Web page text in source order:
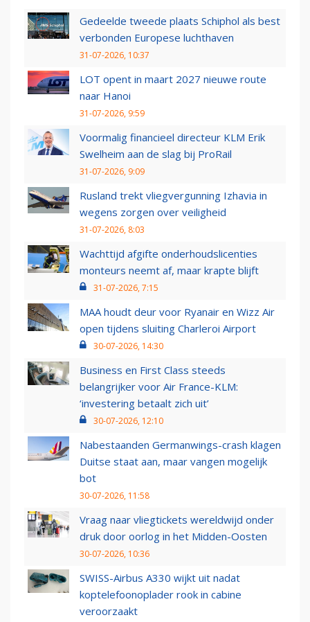
Gedeelde tweede plaats Schiphol als best
verbonden Europese luchthaven
31-07-2026, 10:37
LOT opent in maart 2027 nieuwe route
naar Hanoi
31-07-2026, 9:59
Voormalig financieel directeur KLM Erik
Swelheim aan de slag bij ProRail
31-07-2026, 9:09
Rusland trekt vliegvergunning Izhavia in
wegens zorgen over veiligheid
31-07-2026, 8:03
Wachttijd afgifte onderhoudslicenties
monteurs neemt af, maar krapte blijft
31-07-2026, 7:15
MAA houdt deur voor Ryanair en Wizz Air
open tijdens sluiting Charleroi Airport
30-07-2026, 14:30
Business en First Class steeds
belangrijker voor Air France-KLM:
‘investering betaalt zich uit’
30-07-2026, 12:10
Nabestaanden Germanwings-crash klagen
Duitse staat aan, maar vangen mogelijk
bot
30-07-2026, 11:58
Vraag naar vliegtickets wereldwijd onder
druk door oorlog in het Midden-Oosten
30-07-2026, 10:36
SWISS-Airbus A330 wijkt uit nadat
koptelefoonoplader rook in cabine
veroorzaakt